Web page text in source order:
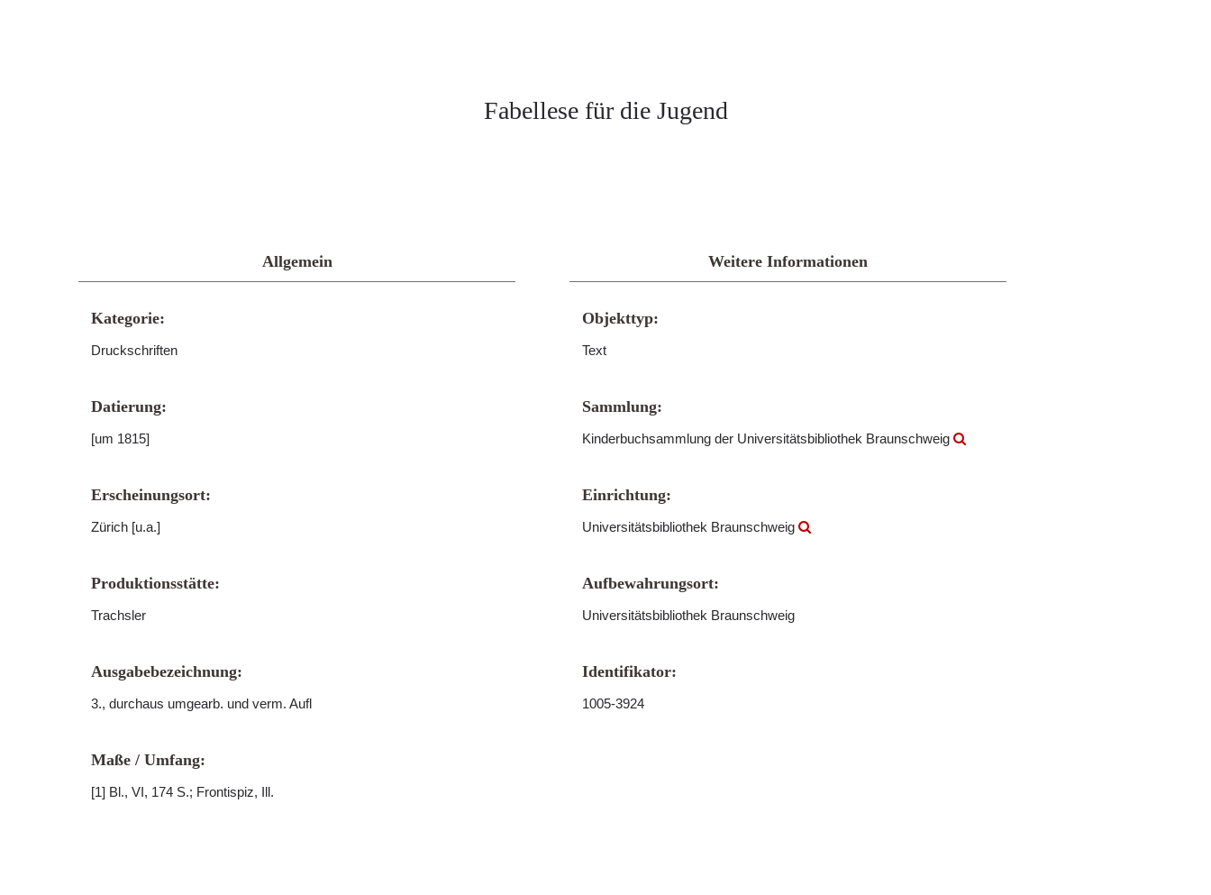
Fabellese für die Jugend
Allgemein
Kategorie:
Druckschriften
Datierung:
[um 1815]
Erscheinungsort:
Zürich [u.a.]
Produktionsstätte:
Trachsler
Ausgabebezeichnung:
3., durchaus umgearb. und verm. Aufl
Maße / Umfang:
[1] Bl., VI, 174 S.; Frontispiz, Ill.
Weitere Informationen
Objekttyp:
Text
Sammlung:
Kinderbuchsammlung der Universitätsbibliothek Braunschweig
Einrichtung:
Universitätsbibliothek Braunschweig
Aufbewahrungsort:
Universitätsbibliothek Braunschweig
Identifikator:
1005-3924